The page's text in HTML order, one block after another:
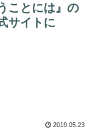
ことには』の
サイトに
2019.05.23